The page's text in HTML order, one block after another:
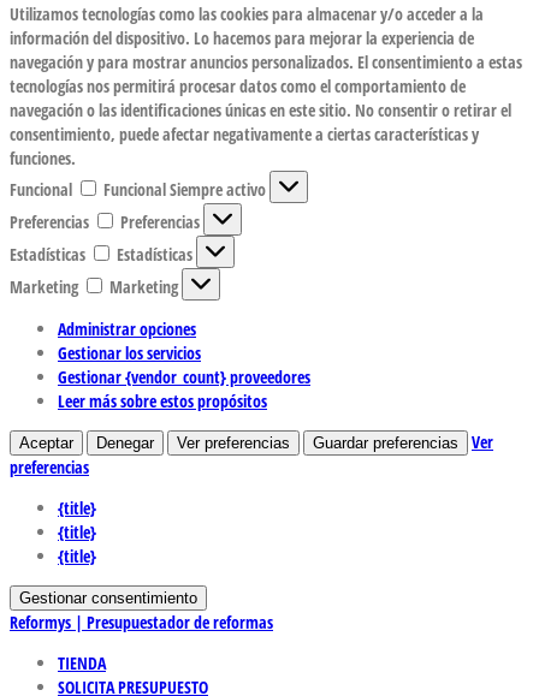
Utilizamos tecnologías como las cookies para almacenar y/o acceder a la
información del dispositivo. Lo hacemos para mejorar la experiencia de
navegación y para mostrar anuncios personalizados. El consentimiento a estas
tecnologías nos permitirá procesar datos como el comportamiento de
navegación o las identificaciones únicas en este sitio. No consentir o retirar el
consentimiento, puede afectar negativamente a ciertas características y
funciones.
Funcional
FuncionalSiempre activo
Preferencias
Preferencias
Estadísticas
Estadísticas
Marketing
Marketing
Administrar opciones
Gestionar los servicios
Gestionar {vendor_count} proveedores
Leer más sobre estos propósitos
Aceptar Denegar Ver preferencias Guardar preferencias
Ver
preferencias
{title}
{title}
{title}
Gestionar consentimiento
Reformys | Presupuestador de reformas
TIENDA
SOLICITA PRESUPUESTO